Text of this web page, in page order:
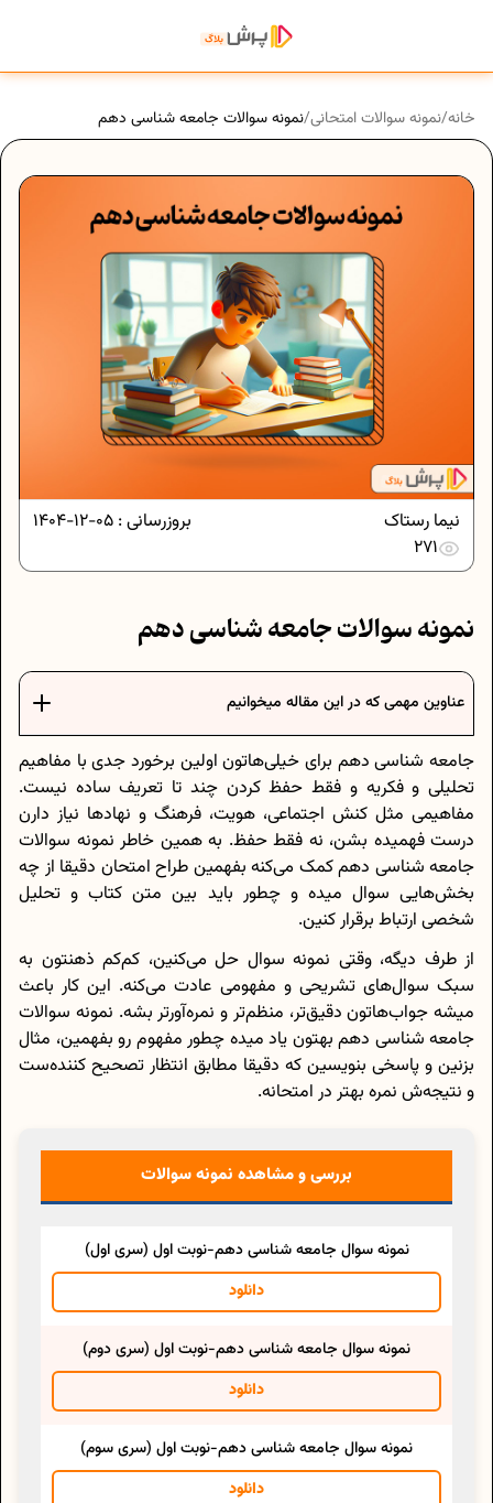
خانه/نمونه سوالات امتحانی/نمونه سوالات جامعه شناسی دهم
بروزرسانی : 05-12-1404
نیما رستاک
271
نمونه سوالات جامعه شناسی دهم
عناوین مهمی که در این مقاله میخوانیم
جامعه شناسی دهم برای خیلی‌هاتون اولین برخورد جدی با مفاهیم
تحلیلی و فکریه و فقط حفظ کردن چند تا تعریف ساده نیست.
مفاهیمی مثل کنش اجتماعی، هویت، فرهنگ و نهادها نیاز دارن
درست فهمیده بشن، نه فقط حفظ. به همین خاطر نمونه سوالات
جامعه شناسی دهم کمک می‌کنه بفهمین طراح امتحان دقیقا از چه
بخش‌هایی سوال میده و چطور باید بین متن کتاب و تحلیل
شخصی ارتباط برقرار کنین.
از طرف دیگه، وقتی نمونه سوال حل می‌کنین، کم‌کم ذهنتون به
سبک سوال‌های تشریحی و مفهومی عادت می‌کنه. این کار باعث
میشه جواب‌هاتون دقیق‌تر، منظم‌تر و نمره‌آورتر بشه. نمونه سوالات
جامعه شناسی دهم بهتون یاد میده چطور مفهوم رو بفهمین، مثال
بزنین و پاسخی بنویسین که دقیقا مطابق انتظار تصحیح کننده‌ست
و نتیجه‌ش نمره بهتر در امتحانه.
بررسی و مشاهده نمونه سوالات
نمونه سوال جامعه شناسی دهم-نوبت اول (سری اول)
دانلود
نمونه سوال جامعه شناسی دهم-نوبت اول (سری دوم)
دانلود
نمونه سوال جامعه شناسی دهم-نوبت اول (سری سوم)
دانلود